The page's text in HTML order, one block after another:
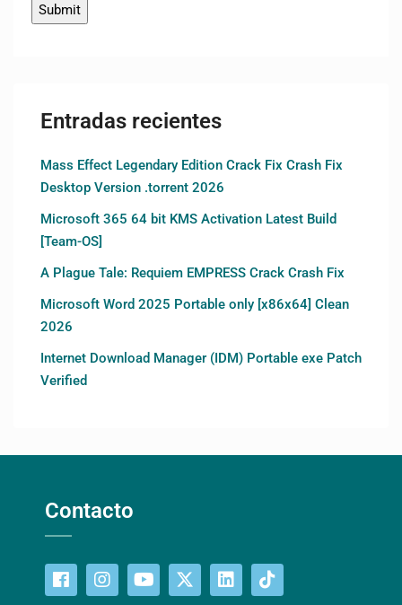
Entradas recientes
Mass Effect Legendary Edition Crack Fix Crash Fix
Desktop Version .torrent 2026
Microsoft 365 64 bit KMS Activation Latest Build
[Team-OS]
A Plague Tale: Requiem EMPRESS Crack Crash Fix
Microsoft Word 2025 Portable only [x86x64] Clean
2026
Internet Download Manager (IDM) Portable exe Patch
Verified
Contacto